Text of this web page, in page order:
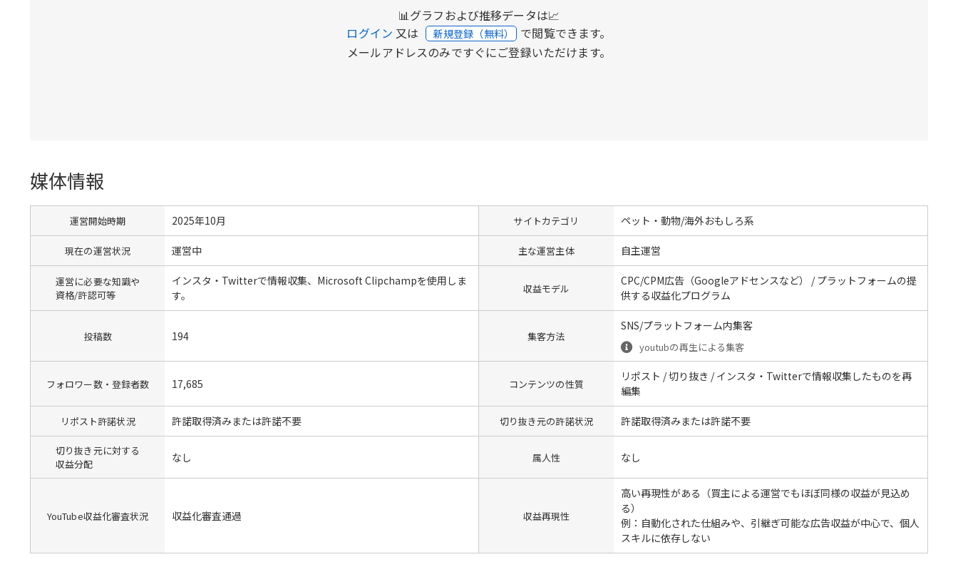
📊グラフおよび推移データは📈
ログイン 又は 新規登録（無料） で閲覧できます。
メールアドレスのみですぐにご登録いただけます。
媒体情報
運営開始時期 2025年10月 サイトカテゴリ ペット・動物/海外おもしろ系
現在の運営状況 運営中 主な運営主体 自主運営
運営に必要な知識や
資格/許認可等
インスタ・Twitterで情報収集、Microsoft Clipchampを使用しま
す。
収益モデル
CPC/CPM広告（Googleアドセンスなど） / プラットフォームの提
供する収益化プログラム
投稿数 194 集客方法
SNS/プラットフォーム内集客
youtubの再生による集客
フォロワー数・登録者数 17,685 コンテンツの性質
リポスト / 切り抜き / インスタ・Twitterで情報収集したものを再
編集
リポスト許諾状況 許諾取得済みまたは許諾不要 切り抜き元の許諾状況 許諾取得済みまたは許諾不要
切り抜き元に対する
収益分配
なし 属人性 なし
YouTube収益化審査状況 収益化審査通過 収益再現性
高い再現性がある（買主による運営でもほぼ同様の収益が見込め
る）
例：自動化された仕組みや、引継ぎ可能な広告収益が中心で、個人
スキルに依存しない